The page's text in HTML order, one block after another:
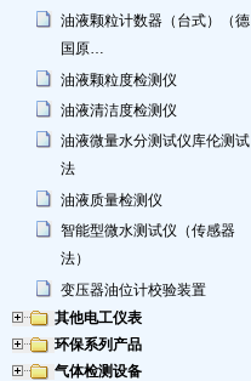
油液颗粒计数器（台式）（德
国原…
油液颗粒度检测仪
油液清洁度检测仪
油液微量水分测试仪库伦测试
法
油液质量检测仪
智能型微水测试仪（传感器
法）
变压器油位计校验装置
其他电工仪表
环保系列产品
气体检测设备